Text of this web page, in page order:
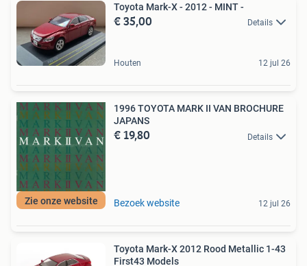
Toyota Mark-X - 2012 - MINT -
€ 35,00 Details
Houten 12 jul 26
Zie onze website
1996 TOYOTA MARK II VAN BROCHURE
JAPANS
€ 19,80 Details
Bezoek website 12 jul 26
Toyota Mark-X 2012 Rood Metallic 1-43
First43 Models